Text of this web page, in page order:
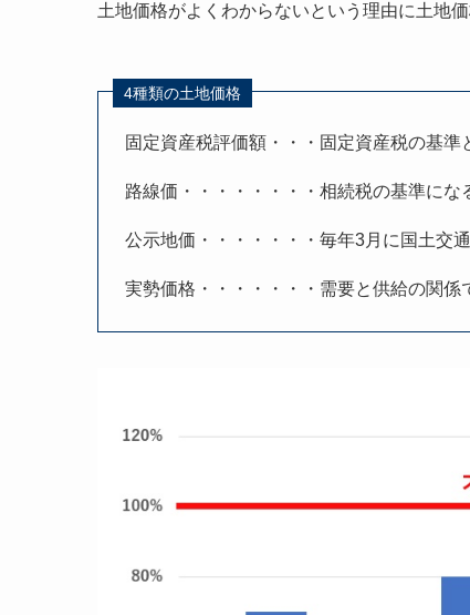
土地価格がよくわからないという理由に土地
4種類の土地価格
固定資産税評価額・・・固定資産税の基
路線価・・・・・・・・相続税の基準にな
公示地価・・・・・・・毎年3月に国土交
実勢価格・・・・・・・需要と供給の関係